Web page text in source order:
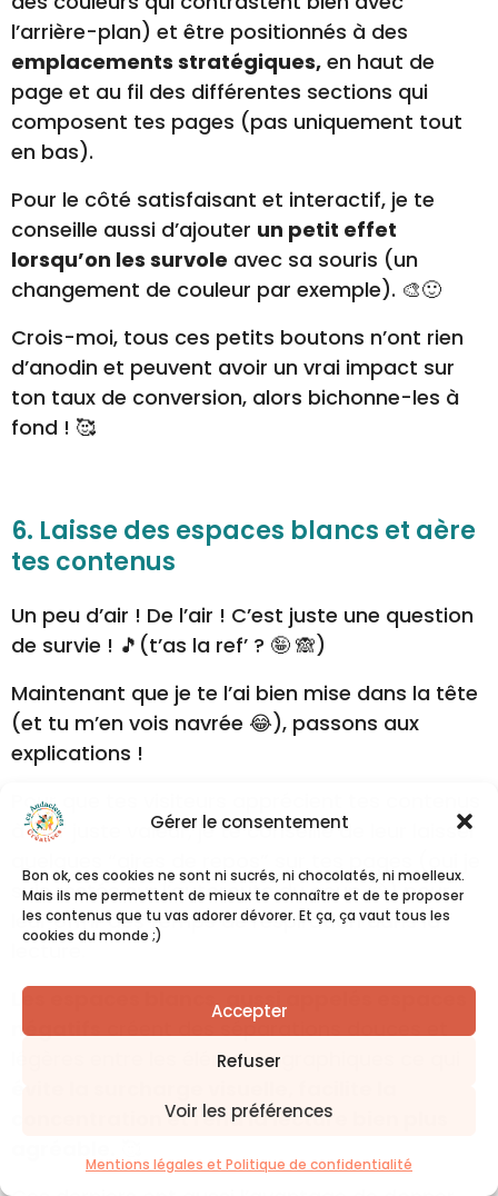
Gérer le consentement
Bon ok, ces cookies ne sont ni sucrés, ni chocolatés, ni moelleux.
Mais ils me permettent de mieux te connaître et de te proposer
les contenus que tu vas adorer dévorer. Et ça, ça vaut tous les
cookies du monde ;)
Accepter
Refuser
Voir les préférences
Mentions légales et Politique de confidentialité
l’arrière-plan) et être positionnés à des
emplacements stratégiques, en haut de
page et au fil des différentes sections qui
composent tes pages (pas uniquement tout
en bas).
Pour le côté satisfaisant et interactif, je te
conseille aussi d’ajouter un petit effet
lorsqu’on les survole avec sa souris (un
changement de couleur par exemple). 🎨🙂
Crois-moi, tous ces petits boutons n’ont rien
d’anodin et peuvent avoir un vrai impact sur
ton taux de conversion, alors bichonne-les à
fond ! 🥰
6. Laisse des espaces blancs et aère
tes contenus
Un peu d’air ! De l’air ! C’est juste une question
de survie ! 🎵(t’as la ref’ ? 🤪 🙈)
Maintenant que je te l’ai bien mise dans la tête
(et tu m’en vois navrée 😂), passons aux
explications !
Pour que tes visiteurs apprécient tes contenus
à leur juste valeur, je te conseille de leur laisser
suis restée sur l’autoroute du coup 😆) pour
leur offrir des temps de respiration dans la
Les espaces blancs, aussi appelés espaces
négatifs
créent des séparations douces et
légères entre les éléments graphiques ce qui
concentration et rend la lecture bien plus